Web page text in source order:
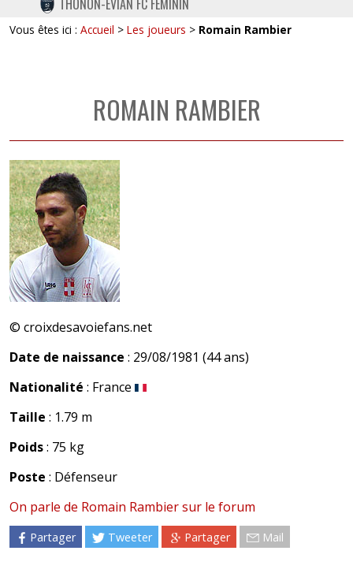
TWITTERTHONON-EVIAN FC FÉMININ
Vous êtes ici : Accueil > Les joueurs > Romain Rambier
ROMAIN RAMBIER
© croixdesavoiefans.net
Date de naissance : 29/08/1981 (44 ans)
Nationalité : France
Taille : 1.79 m
Poids: 75 kg
Poste : Défenseur
On parle de Romain Rambier sur le forum
Partager Tweeter Partager Mail